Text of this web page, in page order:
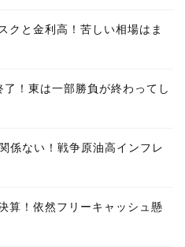
クと金利高！苦しい相場はま
！東は一部勝負が終わってし
係ない！戦争原油高インフレ
算！依然フリーキャッシュ懸